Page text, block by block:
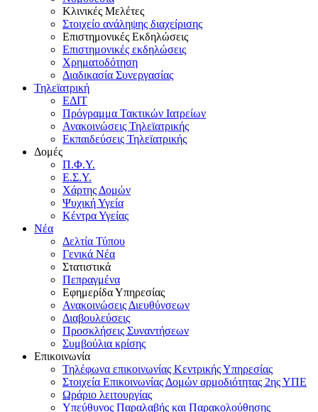
Κλινικές Μελέτες
Στοιχείο ανάληψης διαχείρισης
Επιστημονικές Εκδηλώσεις
Επιστημονικές εκδηλώσεις
Χρηματοδότηση
Διαδικασία Συνεργασίας
Τηλεϊατρική
ΕΔΙΤ
Πρόγραμμα Τακτικών Ιατρείων
Ανακοινώσεις Τηλεϊατρικής
Εκπαιδεύσεις Τηλεϊατρικής
Δομές
Π.Φ.Υ.
Ε.Σ.Υ.
Χάρτης Δομών
Ψυχική Υγεία
Κέντρα Υγείας
Νέα
Δελτία Τύπου
Γενικά Νέα
Στατιστικά
Πεπραγμένα
Εφημερίδα Υπηρεσίας
Ανακοινώσεις Διευθύνσεων
Διαβουλεύσεις
Προσκλήσεις Συναντήσεων
Συμβούλια κρίσης
Επικοινωνία
Τηλέφωνα επικοινωνίας Κεντρικής Υπηρεσίας
Στοιχεία Επικοινωνίας Δομών αρμοδιότητας 2ης ΥΠΕ
Ωράριο λειτουργίας
Υπεύθυνος Παραλαβής και Παρακολούθησης